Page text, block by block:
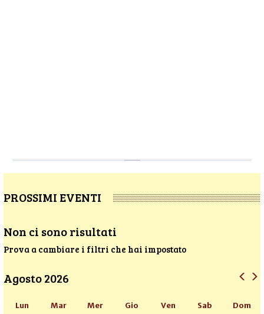
PROSSIMI EVENTI
Non ci sono risultati
Prova a cambiare i filtri che hai impostato
Agosto 2026
Lun Mar Mer Gio Ven Sab Dom